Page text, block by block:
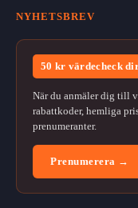
NYHETSBREV
50 kr värdecheck
När du anmäler dig till
rabattkoder, hemliga
prenumeranter.
Prenumerera →